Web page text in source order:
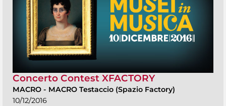
Concerto Contest XFACTORY
MACRO - MACRO Testaccio (Spazio Factory)
10/12/2016